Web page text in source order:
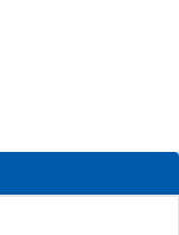
Hãy liên hệ ngay